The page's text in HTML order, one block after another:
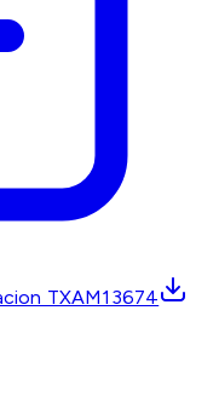
TXAM13674